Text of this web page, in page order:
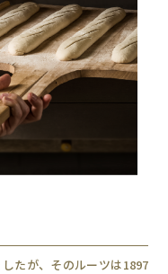
たが、そのルーツは1897